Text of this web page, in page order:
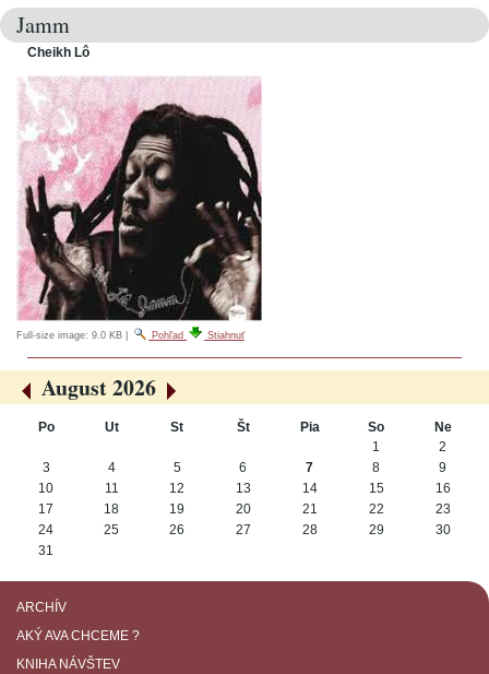
Jamm
Cheikh Lô
Full-size image: 9.0 KB Pohľad Stiahnuť
«
August 2026
»
Po Ut St Št Pia So
Ne
1
2
3
4 5 6 7 8
9
10
11 12 13 14 15
16
17
18 19 20 21 22
23
24
25 26 27 28 29
30
31
ARCHÍV
AKÝ AVA CHCEME ?
KNIHA NÁVŠTEV